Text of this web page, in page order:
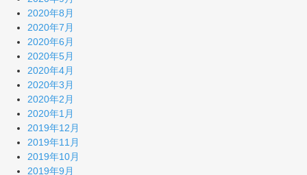
2020年8月
2020年7月
2020年6月
2020年5月
2020年4月
2020年3月
2020年2月
2020年1月
2019年12月
2019年11月
2019年10月
2019年9月